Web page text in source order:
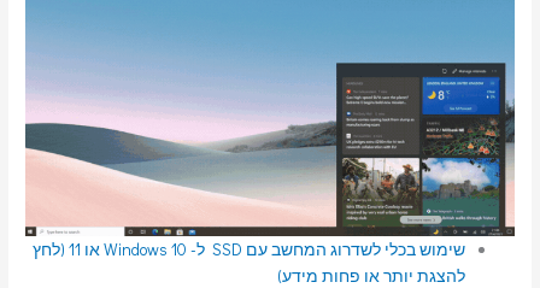
שימוש בכלי לשדרוג המחשב עם SSD ל- Windows 10 או 11 (לחץ
להצגת יותר או פחות מידע)